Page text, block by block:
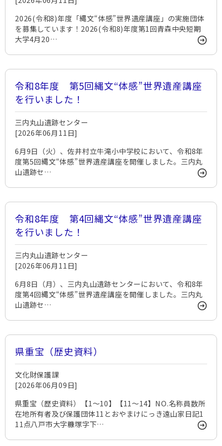
2026(令和8)年度「縄文“体感”世界遺産講座」の実施団体
を募集しています！2026(令和8)年度第1回青森中央短期
大学4月20…
令和8年度 第5回縄文“体感”世界遺産講座
を行いました！
三内丸山遺跡センター
[2026年06月11日]
6月9日（火）、佐井村立牛滝小中学校において、令和8年
度第5回縄文“体感”世界遺産講座を開催しました。三内丸
山遺跡セ…
令和8年度 第4回縄文“体感”世界遺産講座
を行いました！
三内丸山遺跡センター
[2026年06月11日]
6月8日（月）、三内丸山遺跡センターにおいて、令和8年
度第4回縄文“体感”世界遺産講座を開催しました。三内丸
山遺跡セ…
県重宝（歴史資料）
文化財保護課
[2026年06月09日]
県重宝（歴史資料）【1～10】【11～14】NO.名称員数所
在地所有者及び保護団体11とおやまけにっき遠山家日記1
11点八戸市大字糠塚字下…